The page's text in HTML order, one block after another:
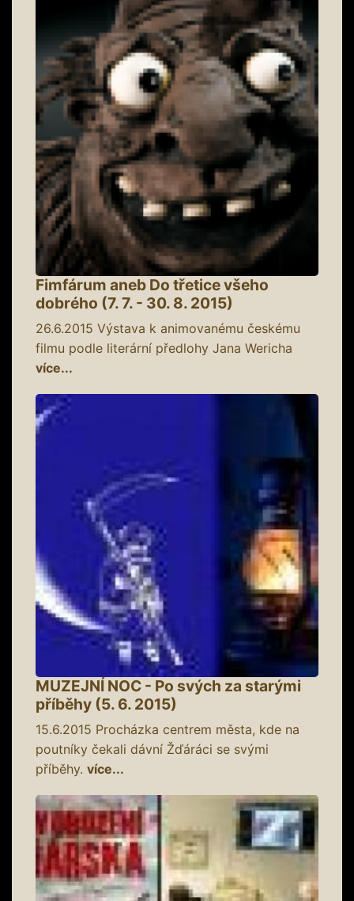
Fimfárum aneb Do třetice všeho
dobrého (7. 7. - 30. 8. 2015)
26.6.2015 Výstava k animovanému českému
filmu podle literární předlohy Jana Wericha
více...
MUZEJNÍ NOC - Po svých za starými
příběhy (5. 6. 2015)
15.6.2015 Procházka centrem města, kde na
poutníky čekali dávní Žďáráci se svými
příběhy. více...